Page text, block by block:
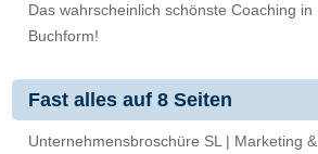
Das wahrscheinlich schönste Coaching in
Buchform!
Fast alles auf 8 Seiten
Unternehmensbroschüre SL | Marketing &